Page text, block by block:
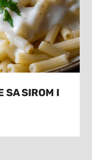
SA SIROM I